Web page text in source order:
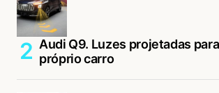
Audi Q9. Luzes projetadas
próprio carro